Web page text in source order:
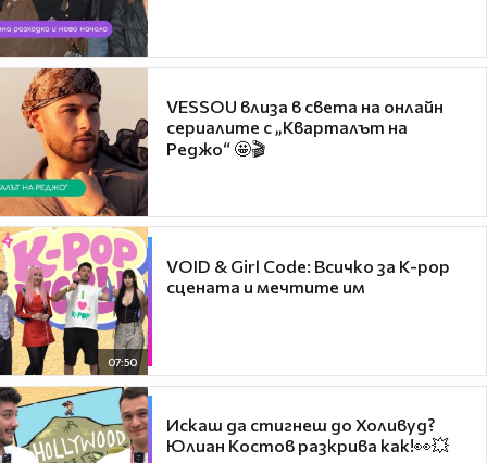
VESSOU влиза в света на онлайн
сериалите с „Кварталът на
Реджо“ 🤩🎬
07:50
VOID & Girl Code: Всичко за K-pop
сцената и мечтите им
Искаш да стигнеш до Холивуд?
Юлиан Костов разкрива как!👀💥